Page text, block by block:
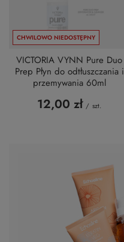
CHWILOWO NIEDOSTĘPNY
VICTORIA VYNN Pure Duo
Prep Płyn do odtłuszczania i
przemywania 60ml
12,00 zł / szt.